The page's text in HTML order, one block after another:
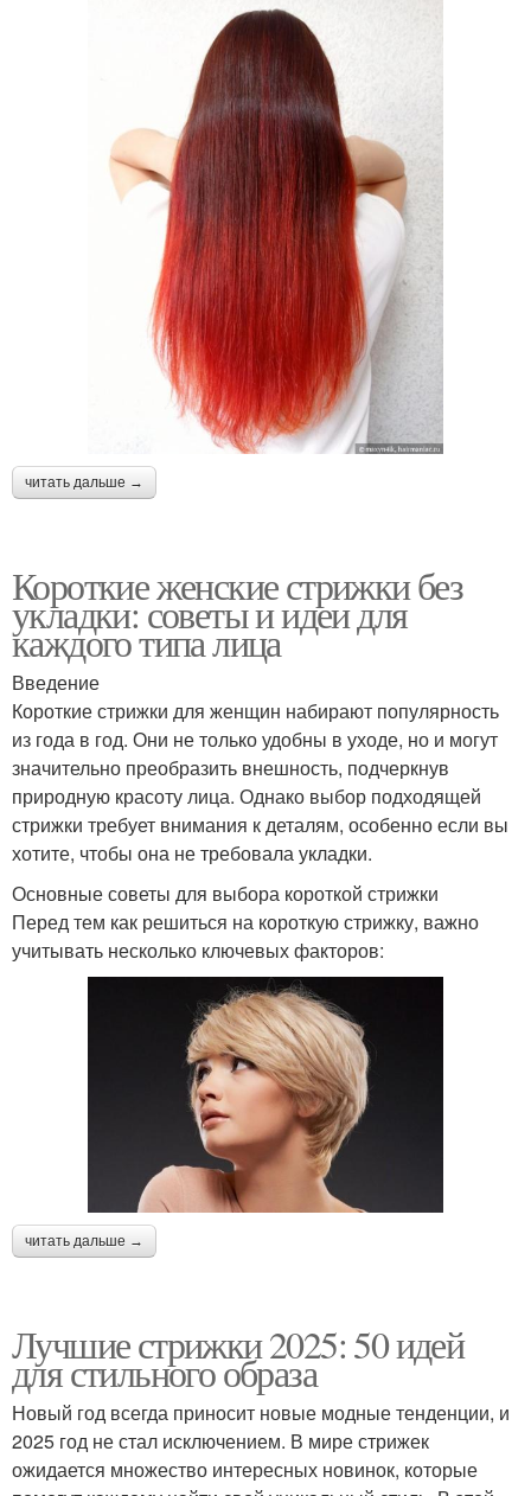
читать дальше →
Короткие женские стрижки без
укладки: советы и идеи для
каждого типа лица
Введение
Короткие стрижки для женщин набирают популярность
из года в год. Они не только удобны в уходе, но и могут
значительно преобразить внешность, подчеркнув
природную красоту лица. Однако выбор подходящей
стрижки требует внимания к деталям, особенно если вы
хотите, чтобы она не требовала укладки.
Основные советы для выбора короткой стрижки
Перед тем как решиться на короткую стрижку, важно
учитывать несколько ключевых факторов:
читать дальше →
Лучшие стрижки 2025: 50 идей
для стильного образа
Новый год всегда приносит новые модные тенденции, и
2025 год не стал исключением. В мире стрижек
ожидается множество интересных новинок, которые